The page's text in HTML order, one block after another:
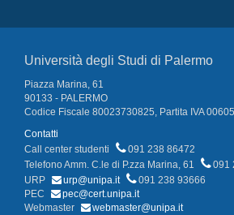
Università degli Studi di Palermo
Piazza Marina, 61
90133 - PALERMO
Codice Fiscale 80023730825, Partita IVA
Contatti
Call center studenti
091 238 86472
Telefono Amm. C.le di P.zza Marina, 61
091
URP
urp@unipa.it
091 238 93666
PEC
pec@cert.unipa.it
Webmaster
webmaster@unipa.it